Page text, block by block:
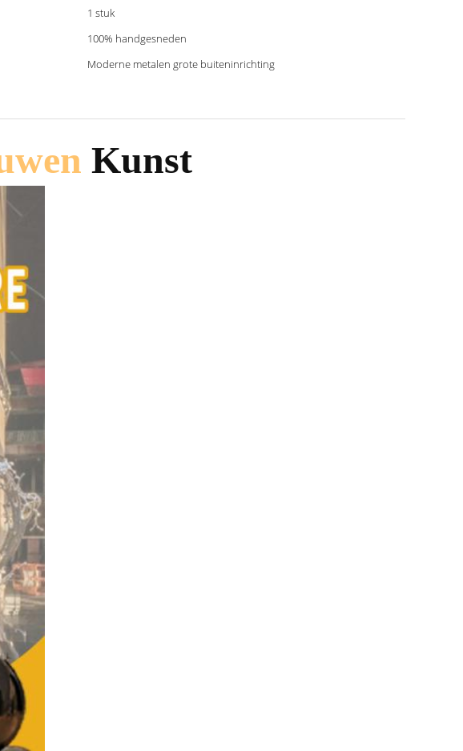
1 stuk
100% handgesneden
Moderne metalen grote buiteninrichting
Kunst